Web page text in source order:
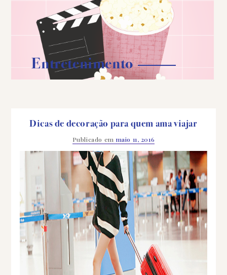
Entretenimento
Dicas de decoração para quem ama viajar
Publicado em maio 11, 2016